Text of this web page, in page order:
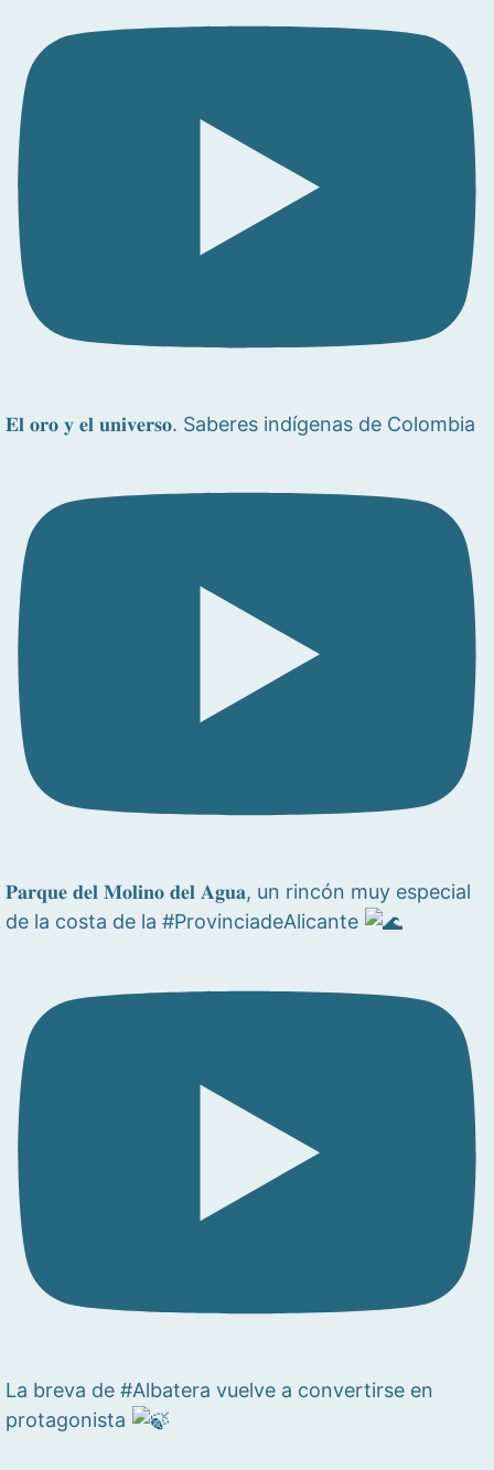
𝐄𝐥 𝐨𝐫𝐨 𝐲 𝐞𝐥 𝐮𝐧𝐢𝐯𝐞𝐫𝐬𝐨. Saberes indígenas de Colombia
𝐏𝐚𝐫𝐪𝐮𝐞 𝐝𝐞𝐥 𝐌𝐨𝐥𝐢𝐧𝐨 𝐝𝐞𝐥 𝐀𝐠𝐮𝐚, un rincón muy especial
de la costa de la #ProvinciadeAlicante
La breva de #Albatera vuelve a convertirse en
protagonista